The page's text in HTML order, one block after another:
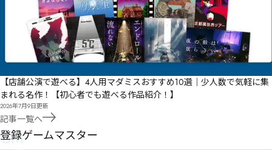
【店舗公演で遊べる】4人用マダミスおすすめ10選｜少人数で気軽に集
まれる名作！【初心者でも遊べる作品紹介！】
2026年7月9日更新
記事一覧へ
GM
登録ゲームマスター